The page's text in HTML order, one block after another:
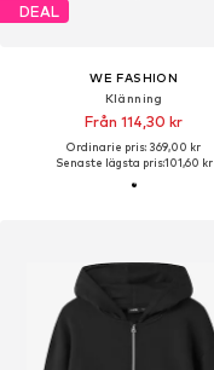
DEAL
WE FASHION
Klänning
Från 114,30 kr
Ordinarie pris: 369,00 kr
Senaste lägsta pris:101,60 kr